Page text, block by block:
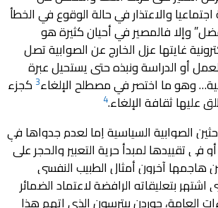
وهو ما اختصر في مصطلح الإلغاء3
ثقافة الإلغاء.4
أو في تقييدها لمبدأ حرية التعبير والحجر على